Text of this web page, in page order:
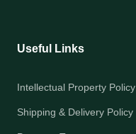
Useful Links
Intellectual Property Policy
Shipping & Delivery Policy